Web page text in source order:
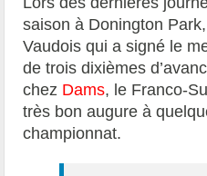
saison à Donington
Vaudois qui a signé le
de trois dixièmes
chez Dams, le Franco-
très bon augure à
championnat.